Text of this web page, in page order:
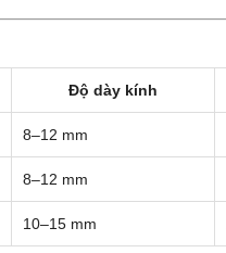
Độ dày kính
8–12 mm
8–12 mm
10–15 mm